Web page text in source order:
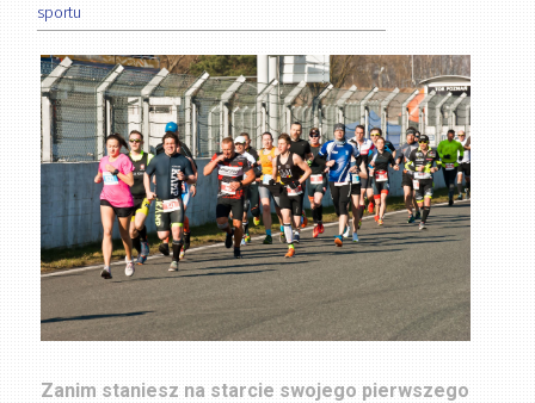
sportu
Zanim staniesz na starcie swojego pierwszego